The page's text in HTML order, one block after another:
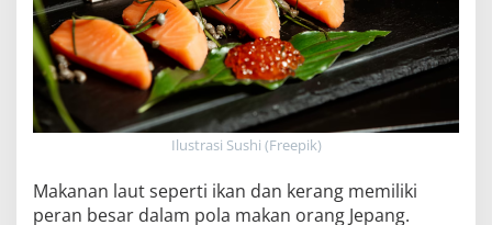
Ilustrasi Sushi (Freepik)
Makanan laut seperti ikan dan kerang memiliki
peran besar dalam pola makan orang Jepang.